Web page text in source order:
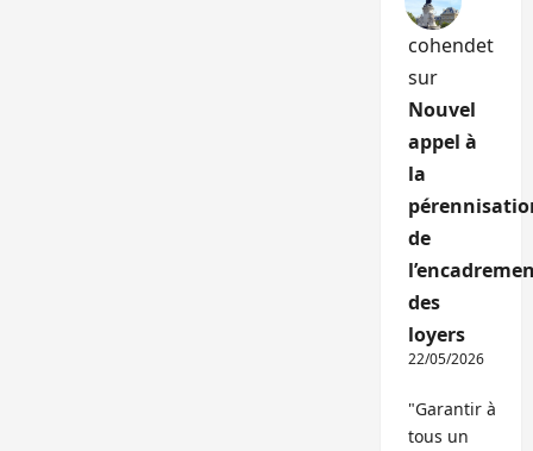
cohendet
sur
Nouvel
appel à
la
de
des
loyers
22/05/2026
"Garantir à
tous un